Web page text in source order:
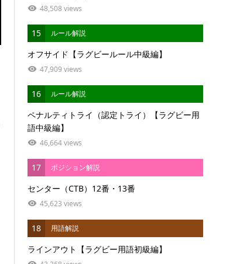
48,508 views
15 ルール解説
オフサイド【ラグビールール中級編】
47,909 views
16 ルール解説
ペナルティトライ（認定トライ）【ラグビー用
語中級編】
46,664 views
17 ポジション解説
センター（CTB）12番・13番
45,623 views
18 用語解説
ラインアウト【ラグビー用語初級編】